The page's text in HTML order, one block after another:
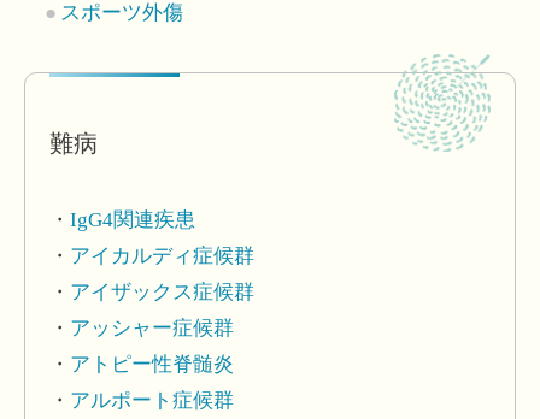
スポーツ外傷
難病
IgG4関連疾患
アイカルディ症候群
アイザックス症候群
アッシャー症候群
アトピー性脊髄炎
アルポート症候群